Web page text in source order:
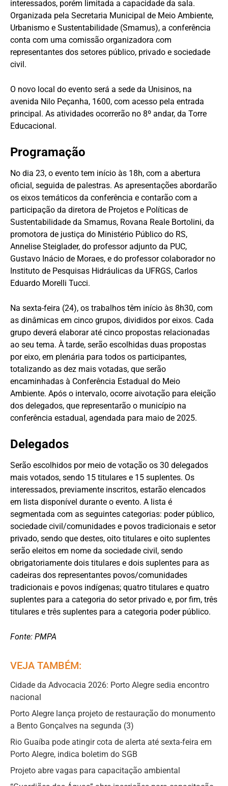
interessados, porém limitada a capacidade da sala.
Organizada pela Secretaria Municipal de Meio Ambiente,
Urbanismo e Sustentabilidade (Smamus), a conferência
conta com uma comissão organizadora com
representantes dos setores público, privado e sociedade
civil.
O novo local do evento será a sede da Unisinos, na
avenida Nilo Peçanha, 1600, com acesso pela entrada
principal. As atividades ocorrerão no 8º andar, da Torre
Educacional.
Programação
No dia 23, o evento tem início às 18h, com a abertura
oficial, seguida de palestras. As apresentações abordarão
os eixos temáticos da conferência e contarão com a
participação da diretora de Projetos e Políticas de
Sustentabilidade da Smamus, Rovana Reale Bortolini, da
promotora de justiça do Ministério Público do RS,
Annelise Steiglader, do professor adjunto da PUC,
Gustavo Inácio de Moraes, e do professor colaborador no
Instituto de Pesquisas Hidráulicas da UFRGS, Carlos
Eduardo Morelli Tucci.
Na sexta-feira (24), os trabalhos têm início às 8h30, com
as dinâmicas em cinco grupos, divididos por eixos. Cada
grupo deverá elaborar até cinco propostas relacionadas
ao seu tema. À tarde, serão escolhidas duas propostas
por eixo, em plenária para todos os participantes,
totalizando as dez mais votadas, que serão
encaminhadas à Conferência Estadual do Meio
Ambiente. Após o intervalo, ocorre aivotação para eleição
dos delegados, que representarão o município na
conferência estadual, agendada para maio de 2025.
Delegados
Serão escolhidos por meio de votação os 30 delegados
mais votados, sendo 15 titulares e 15 suplentes. Os
interessados, previamente inscritos, estarão elencados
em lista disponível durante o evento. A lista é
segmentada com as seguintes categorias: poder público,
sociedade civil/comunidades e povos tradicionais e setor
privado, sendo que destes, oito titulares e oito suplentes
serão eleitos em nome da sociedade civil, sendo
obrigatoriamente dois titulares e dois suplentes para as
cadeiras dos representantes povos/comunidades
tradicionais e povos indígenas; quatro titulares e quatro
suplentes para a categoria do setor privado e, por fim, três
titulares e três suplentes para a categoria poder público.
Fonte: PMPA
VEJA TAMBÉM:
Cidade da Advocacia 2026: Porto Alegre sedia encontro
nacional
Porto Alegre lança projeto de restauração do monumento
a Bento Gonçalves na segunda (3)
Rio Guaíba pode atingir cota de alerta até sexta-feira em
Porto Alegre, indica boletim do SGB
Projeto abre vagas para capacitação ambiental